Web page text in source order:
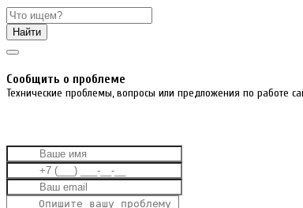
Найти
Cообщить о проблеме
Технические проблемы, вопросы или предложения по работе